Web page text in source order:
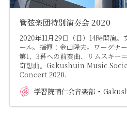
管弦楽団特別演奏会 2020
2020年11月29日（日）14時開演。
ール。指揮：金山隆夫。ワーグナ
第1、3幕への前奏曲、リムスキー
奇想曲。Gakushuin Music
Concert 2020.
学習院輔仁会音楽部